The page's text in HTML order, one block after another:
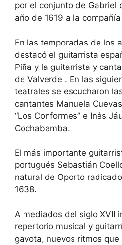
por el conjunto de Gabriel
año de 1619 a la
En las temporadas de los
destacó el guitarrista
Piña y la guitarrista y
de Valverde . En las
teatrales se escucharon
cantantes Manuela
“Los Conformes” e Inés
Cochabamba.
El más importante
portugués Sebastián
natural de Oporto
1638.
A mediados del siglo XVII
repertorio musical y
gavota, nuevos ritmos